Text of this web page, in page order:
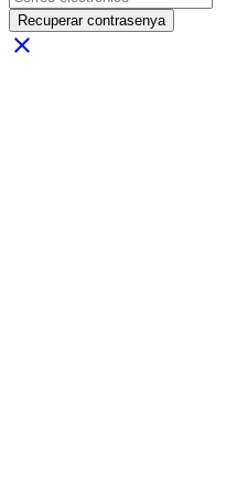
Recuperar contrasenya
close